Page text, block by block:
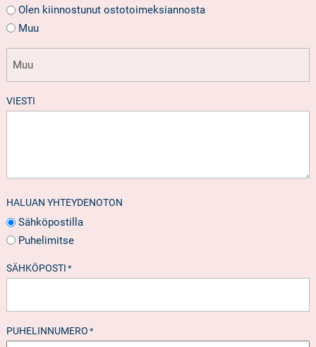
Olen kiinnostunut ostotoimeksiannosta
Muu
VIESTI
HALUAN YHTEYDENOTON
Sähköpostilla
Puhelimitse
SÄHKÖPOSTI *
PUHELINNUMERO *